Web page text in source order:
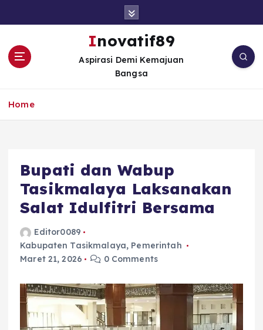
Inovatif89
Aspirasi Demi Kemajuan
Bangsa
Home
Bupati dan Wabup
Tasikmalaya Laksanakan
Salat Idulfitri Bersama
Editor0089
Kabupaten Tasikmalaya, Pemerintah
Maret 21, 2026
0 Comments